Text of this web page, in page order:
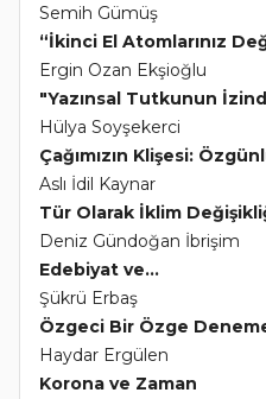
Semih Gümüş
“İkinci El Atomlarınız
Ergin Ozan Ekşioğlu
"Yazınsal Tutkunun
Hülya Soyşekerci
Çağımızın Klişesi:
Aslı İdil Kaynar
Tür Olarak İklim
Deniz Gündoğan İbrişim
Edebiyat ve...
Şükrü Erbaş
Özgeci Bir Özge
Haydar Ergülen
Korona ve Zaman